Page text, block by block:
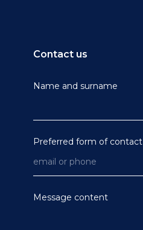
Contact us
Name and surname
Preferred form of contact
Message content